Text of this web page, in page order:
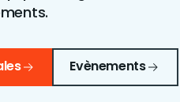
Evènements